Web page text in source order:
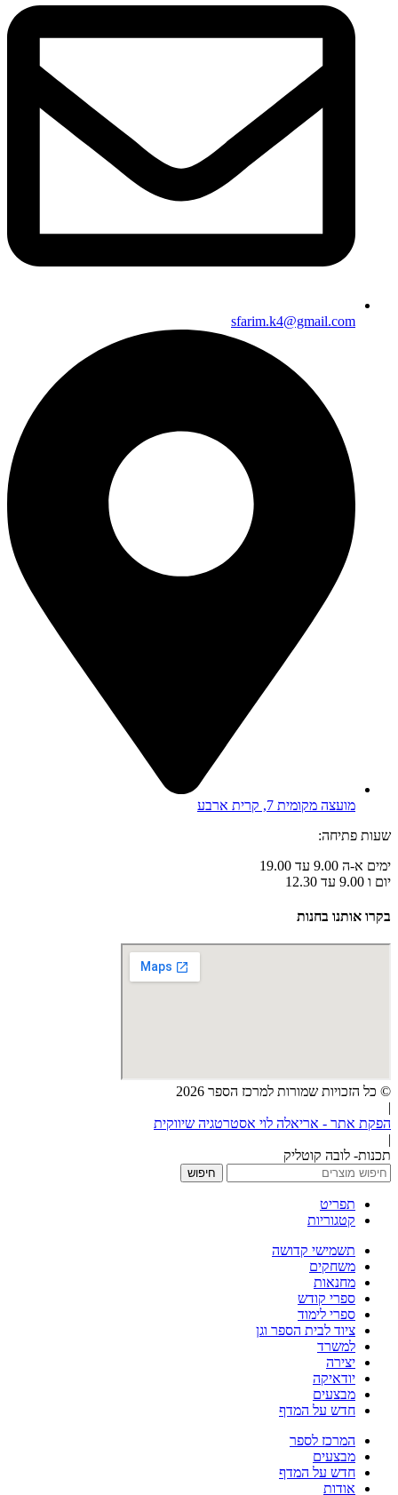
sfarim.k4@gmail.com
מועצה מקומית 7, קרית ארבע
שעות פתיחה:
ימים א-ה 9.00 עד 19.00
יום ו 9.00 עד 12.30
בקרו אותנו בחנות
© כל הזכויות שמורות למרכז הספר 2026
|
הפקת אתר - אריאלה לוי אסטרטגיה שיווקית
|
תכנות- לובה קוטליק
חיפוש
תפריט
קטגוריות
תשמישי קדושה
משחקים
מחנאות
ספרי קודש
ספרי לימוד
ציוד לבית הספר וגן
למשרד
יצירה
יודאיקה
מבצעים
חדש על המדף
המרכז לספר
מבצעים
חדש על המדף
אודות